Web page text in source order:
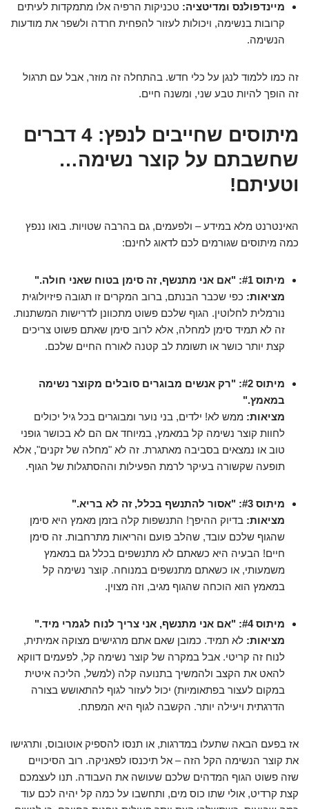
מיינדפולנס ומדיטציה: טכניקות הרפיה אלו מתמקדות לעיתים
קרובות בנשימה, ויכולות לעזור להפחית חרדה ולשפר את מודעות
הנשימה.
זה כמו ללמוד לנגן על כלי חדש. בהתחלה זה מוזר, אבל עם תרגול
זה הופך להיות טבע שני, ומשנה חיים.
מיתוסים שחייבים לנפץ: 4 דברים
שחשבתם על קוצר נשימה…
וטעיתם!
האינטרנט מלא במידע – ולפעמים, גם בהרבה שטויות. בואו ננפץ
כמה מיתוסים שגורמים לכם לדאוג לחינם:
מיתוס #1: "אם אני מתנשף, זה סימן בטוח שאני חולה."
מציאות: כפי שכבר הבנתם, ברוב המקרים זו תגובה פיזיולוגית
נורמלית לחלוטין. הגוף שלכם פשוט מתכוונן לדרישות המשתנות.
זה לא תמיד סימן למחלה, אלא לרוב סימן שאתם פשוט צריכים
קצת יותר כושר או תשומת לב קטנה לאורח החיים שלכם.
מיתוס #2: "רק אנשים מבוגרים סובלים מקוצר נשימה
במאמץ."
מציאות: ממש לא! ילדים, בני נוער ומבוגרים בכל גיל יכולים
לחוות קוצר נשימה קל במאמץ, במיוחד אם הם לא בכושר גופני
טוב או נמצאים בסביבה מאתגרת. זה לא "מחלה של זקנים", אלא
תופעה שקשורה בעיקר לרמת הפעילות וההסתגלות של הגוף.
מיתוס #3: "אסור להתנשף בכלל, זה לא בריא."
מציאות: בדיוק ההיפך! התנשפות קלה בזמן מאמץ היא סימן
שהגוף שלכם עובד, שהלב פועם והריאות מתרחבות. זה סימן
חיים! הבעיה היא כשאתם לא מתנשפים בכלל גם במאמץ
משמעותי, או כשאתם מתנשפים במנוחה. קוצר נשימה קל
במאמץ הוא הוכחה שהגוף מגיב, וזה מצוין.
מיתוס #4: "אם אני מתנשף, אני צריך לנוח לגמרי מיד."
מציאות: לא תמיד. כמובן שאם אתם מרגישים מצוקה אמיתית,
לנוח זה קריטי. אבל במקרה של קוצר נשימה קל, לפעמים דווקא
להאט את הקצב ולהמשיך בתנועה קלה (למשל, הליכה איטית
במקום לעצור בפתאומיות) יכול לעזור לגוף להתאושש בצורה
הדרגתית ויעילה יותר. הקשבה לגוף היא המפתח.
אז בפעם הבאה שתעלו במדרגות, או תנסו להספיק אוטובוס, ותרגישו
את קוצר הנשימה הקל הזה – אל תיכנסו לפאניקה. רוב הסיכויים
שזה פשוט הגוף המדהים שלכם שעושה את העבודה. תנו לעצמכם
קצת קרדיט, אולי שתו כוס מים, ותחשבו על כמה קל יהיה לכם עוד